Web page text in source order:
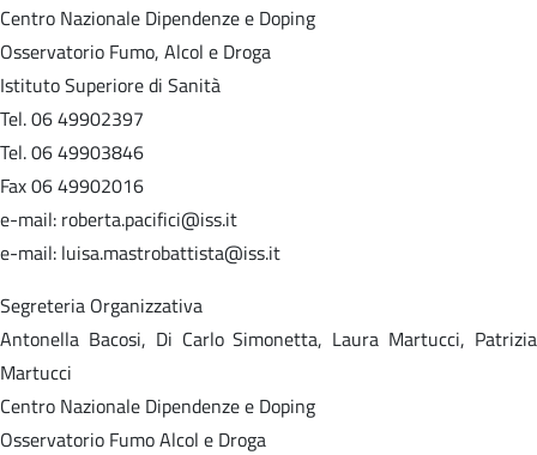
Centro Nazionale Dipendenze e Doping
Osservatorio Fumo, Alcol e Droga
Istituto Superiore di Sanità
Tel. 06 49902397
Tel. 06 49903846
Fax 06 49902016
e-mail: roberta.pacifici@iss.it
e-mail: luisa.mastrobattista@iss.it
Segreteria Organizzativa
Antonella Bacosi, Di Carlo Simonetta, Laura Martucci, Patrizia
Martucci
Centro Nazionale Dipendenze e Doping
Osservatorio Fumo Alcol e Droga